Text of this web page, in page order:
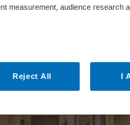
van woningen.
measurement, audience research
Reject All I